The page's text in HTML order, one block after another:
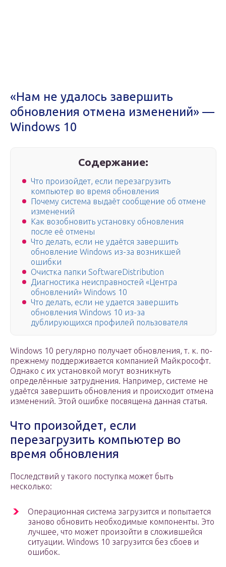
«Нам не удалось завершить
обновления отмена изменений» —
Windows 10
Содержание:
Что произойдет, если перезагрузить
компьютер во время обновления
Почему система выдаёт сообщение об отмене
изменений
Как возобновить установку обновления
после её отмены
Что делать, если не удаётся завершить
обновление Windows из-за возникшей
ошибки
Очистка папки SoftwareDistribution
Диагностика неисправностей «Центра
обновлений» Windows 10
Что делать, если не удается завершить
обновления Windows 10 из-за
дублирующихся профилей пользователя
Windows 10 регулярно получает обновления, т. к. по-
прежнему поддерживается компанией Майкрософт.
Однако с их установкой могут возникнуть
определённые затруднения. Например, системе не
удаётся завершить обновления и происходит отмена
изменений. Этой ошибке посвящена данная статья.
Что произойдет, если
перезагрузить компьютер во
время обновления
Последствий у такого поступка может быть
несколько:
Операционная система загрузится и попытается
заново обновить необходимые компоненты. Это
лучшее, что может произойти в сложившейся
ситуации. Windows 10 загрузится без сбоев и
ошибок.